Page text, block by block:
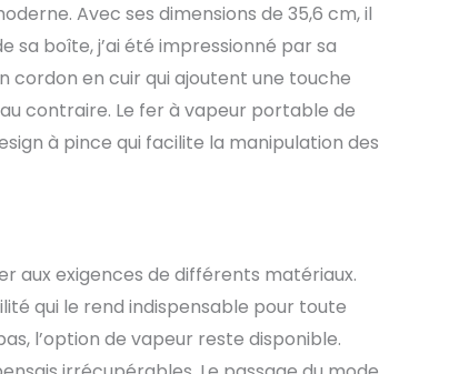
Avec ses dimensions de 35,6 cm, il
sa boîte, j’ai été impressionné par sa
en cuir qui ajoutent une touche
contraire. Le fer à vapeur portable de
à pince qui facilite la manipulation des
aux exigences de différents matériaux.
qui le rend indispensable pour toute
l’option de vapeur reste disponible.